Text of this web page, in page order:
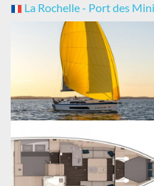
La Rochelle - Port des